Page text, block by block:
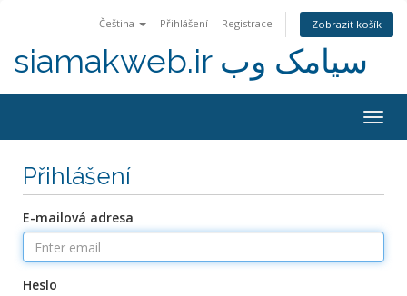
Čeština Přihlášení Registrace Zobrazit košík
siamakweb.ir سیامک وب
Přihlášení
E-mailová adresa
Heslo